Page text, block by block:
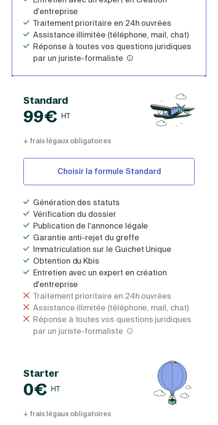
d'entreprise
Traitement prioritaire en 24h ouvrées
Assistance illimitée (téléphone, mail, chat)
Réponse à toutes vos questions juridiques
par un juriste-formaliste
Standard
99€ HT
+ frais légaux obligatoires
Choisir la formule Standard
Génération des statuts
Vérification du dossier
Publication de l'annonce légale
Garantie anti-rejet du greffe
Immatriculation sur le Guichet Unique
Obtention du Kbis
Entretien avec un expert en création
d'entreprise
Traitement prioritaire en 24h ouvrées
Assistance illimitée (téléphone, mail, chat)
Réponse à toutes vos questions juridiques
par un juriste-formaliste
Starter
0€ HT
+ frais légaux obligatoires